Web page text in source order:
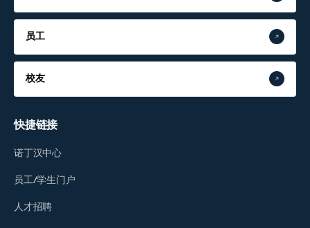
员工
校友
快捷链接
诺丁汉中心
员工/学生门户
人才招聘